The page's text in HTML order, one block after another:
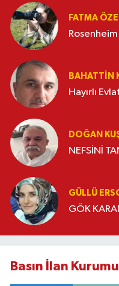
FATMA
Rosenheim
BAHATTIN
Hayırlı
DOĞAN
NEFSİNİ
GÜLLÜ
GÖK
Basın İlan Kurumu